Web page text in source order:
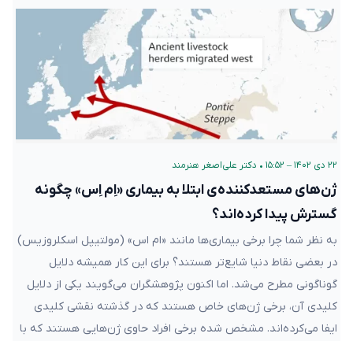
۲۲ دی ۱۴۰۲ – ۱۵:۵۲ • دکتر علی‌اصغر هنرمند
ژن‌های مستعد‌کننده‌ی ابتلا به بیماری «اِم اِس» چگونه
گسترش پیدا کرده‌اند؟
به نظر شما چرا برخی بیماری‌ها مانند «ام اس» (مولتیپل اسکلروزیس)
در بعضی‌ نقاط دنیا شایع‌تر هستند؟ برای این کار همیشه دلایل
گوناگونی مطرح می‌شد. اما اکنون پژوهشگران می‌گویند یکی از دلایل
کلیدی آن، برخی ژن‌های خاص هستند که در گذشته نقشی کلیدی
ایفا می‌کرده‌اند. مشخص شده برخی افراد حاوی ژن‌هایی هستند که با